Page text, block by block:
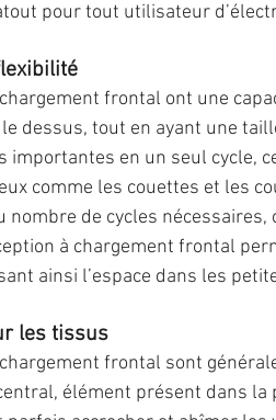
pour tout utilisateur
frontal ont une
dessus, tout en ayant une
importantes en un seul cycle,
comme les couettes et les
nombre de cycles
à chargement frontal
ainsi l’espace dans les
les tissus
frontal sont
élément présent dans